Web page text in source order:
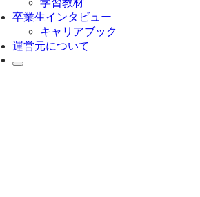
学習教材
卒業生インタビュー
キャリアブック
運営元について